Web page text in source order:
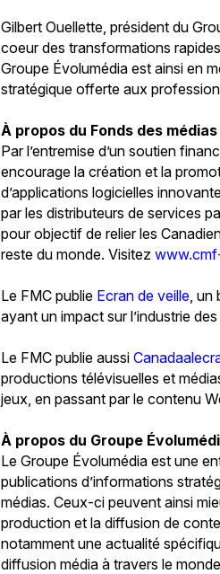
Gilbert Ouellette, président du
coeur des transformations
Groupe Évolumédia est ainsi en
stratégique offerte aux
À propos du Fonds des
Par l’entremise d’un soutien
encourage la création et la
d’applications logicielles
par les distributeurs de services
pour objectif de relier les
reste du monde. Visitez
Le FMC publie Ecran de veille ,
ayant un impact sur l’industrie
Le FMC publie aussi
productions télévisuelles et
jeux, en passant par le contenu
À propos du Groupe
Le Groupe Évolumédia est une
publications d’informations
médias. Ceux-ci peuvent ainsi
production et la diffusion de
notamment une actualité
diffusion média à travers le